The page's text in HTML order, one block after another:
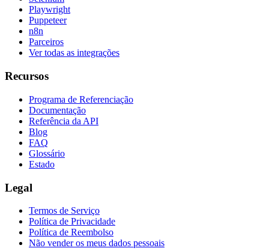
Playwright
Puppeteer
n8n
Parceiros
Ver todas as integrações
Recursos
Programa de Referenciação
Documentação
Referência da API
Blog
FAQ
Glossário
Estado
Legal
Termos de Serviço
Política de Privacidade
Política de Reembolso
Não vender os meus dados pessoais